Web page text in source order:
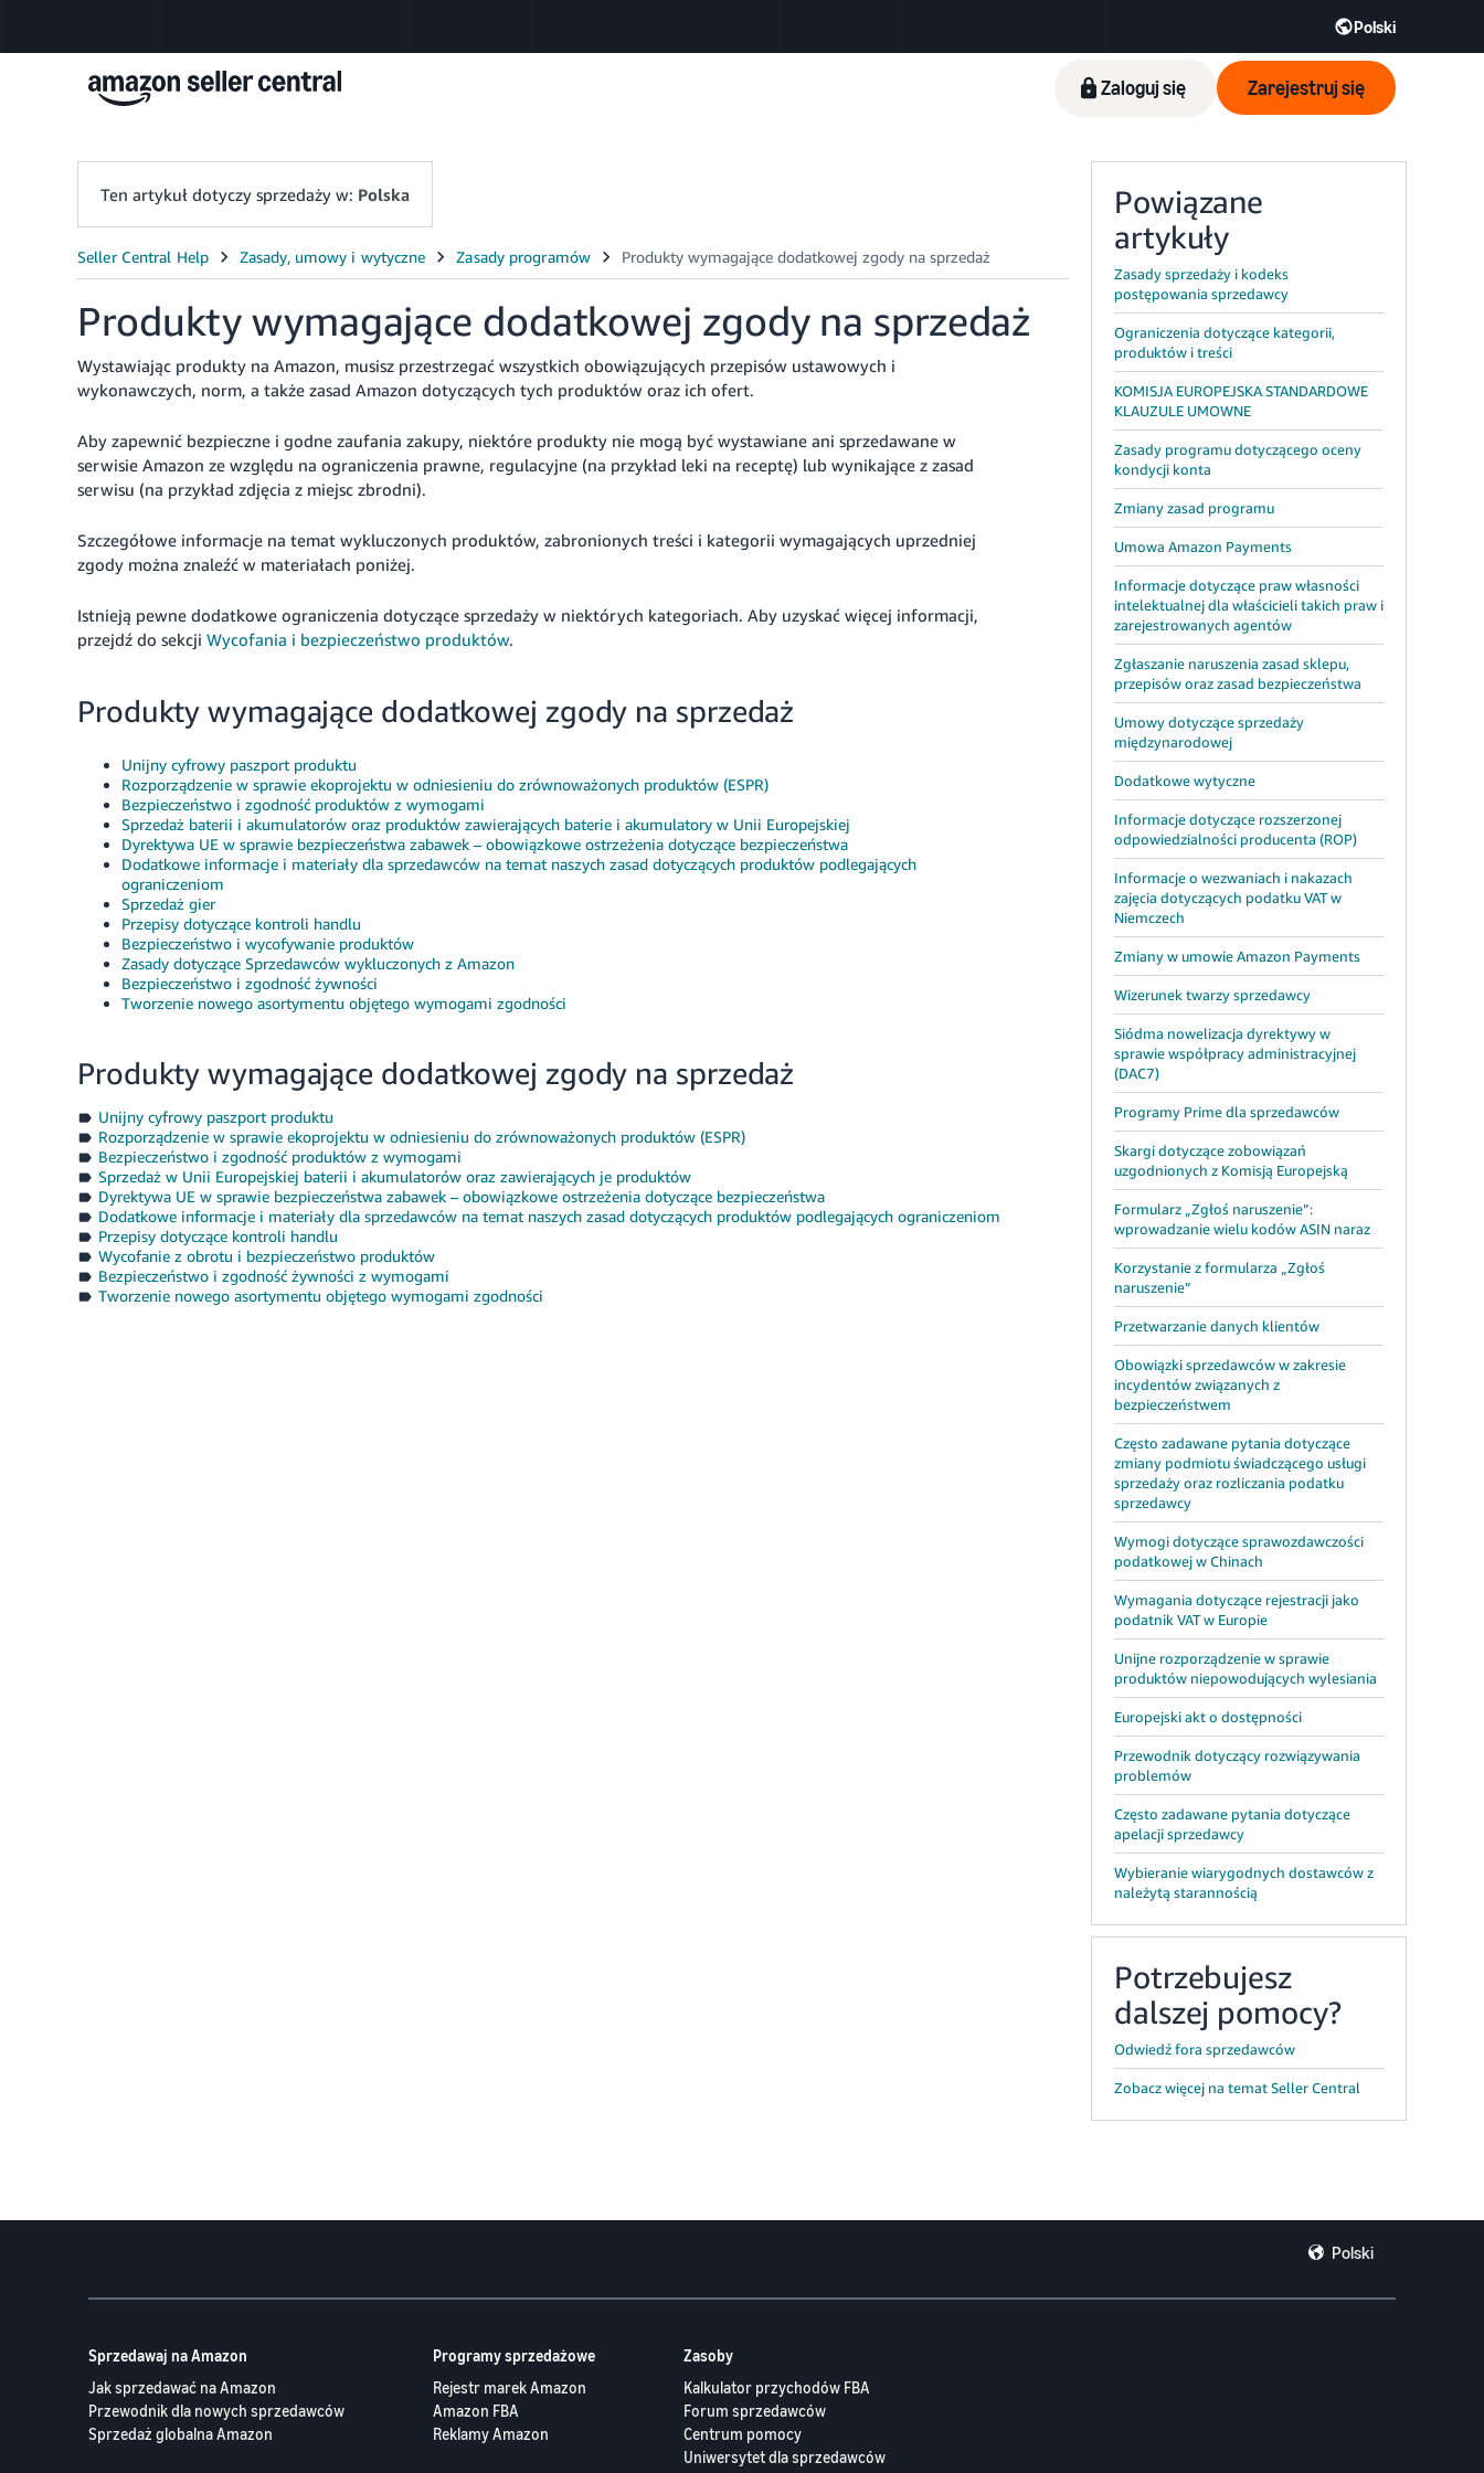
Polski
Select your preferred language
Zaloguj się Zarejestruj się
Ten artykuł dotyczy sprzedaży w: Polska
Produkty wymagające dodatkowej zgody na sprzedaż
Wystawiając produkty na Amazon, musisz przestrzegać wszystkich obowiązujących przepisów ustawowych i
wykonawczych, norm, a także zasad Amazon dotyczących tych produktów oraz ich ofert.
Aby zapewnić bezpieczne i godne zaufania zakupy, niektóre produkty nie mogą być wystawiane ani sprzedawane w
serwisie Amazon ze względu na ograniczenia prawne, regulacyjne (na przykład leki na receptę) lub wynikające z zasad
serwisu (na przykład zdjęcia z miejsc zbrodni).
Szczegółowe informacje na temat wykluczonych produktów, zabronionych treści i kategorii wymagających uprzedniej
zgody można znaleźć w materiałach poniżej.
Istnieją pewne dodatkowe ograniczenia dotyczące sprzedaży w niektórych kategoriach. Aby uzyskać więcej informacji,
przejdź do sekcji Wycofania i bezpieczeństwo produktów.
Produkty wymagające dodatkowej zgody na sprzedaż
Unijny cyfrowy paszport produktu
Rozporządzenie w sprawie ekoprojektu w odniesieniu do zrównoważonych produktów (ESPR)
Bezpieczeństwo i zgodność produktów z wymogami
Sprzedaż baterii i akumulatorów oraz produktów zawierających baterie i akumulatory w Unii Europejskiej
Dyrektywa UE w sprawie bezpieczeństwa zabawek – obowiązkowe ostrzeżenia dotyczące bezpieczeństwa
Dodatkowe informacje i materiały dla sprzedawców na temat naszych zasad dotyczących produktów podlegających
ograniczeniom
Sprzedaż gier
Przepisy dotyczące kontroli handlu
Bezpieczeństwo i wycofywanie produktów
Zasady dotyczące Sprzedawców wykluczonych z Amazon
Bezpieczeństwo i zgodność żywności
Tworzenie nowego asortymentu objętego wymogami zgodności
Produkty wymagające dodatkowej zgody na sprzedaż
Unijny cyfrowy paszport produktu
Rozporządzenie w sprawie ekoprojektu w odniesieniu do zrównoważonych produktów (ESPR)
Bezpieczeństwo i zgodność produktów z wymogami
Sprzedaż w Unii Europejskiej baterii i akumulatorów oraz zawierających je produktów
Dyrektywa UE w sprawie bezpieczeństwa zabawek – obowiązkowe ostrzeżenia dotyczące bezpieczeństwa
Dodatkowe informacje i materiały dla sprzedawców na temat naszych zasad dotyczących produktów podlegających ograniczeniom
Przepisy dotyczące kontroli handlu
Wycofanie z obrotu i bezpieczeństwo produktów
Bezpieczeństwo i zgodność żywności z wymogami
Tworzenie nowego asortymentu objętego wymogami zgodności
Powiązane
artykuły
Zasady sprzedaży i kodeks
postępowania sprzedawcy
Ograniczenia dotyczące kategorii,
produktów i treści
KOMISJA EUROPEJSKA STANDARDOWE
KLAUZULE UMOWNE
Zasady programu dotyczącego oceny
kondycji konta
Zmiany zasad programu
Umowa Amazon Payments
Informacje dotyczące praw własności
intelektualnej dla właścicieli takich praw i
zarejestrowanych agentów
Zgłaszanie naruszenia zasad sklepu,
przepisów oraz zasad bezpieczeństwa
Umowy dotyczące sprzedaży
międzynarodowej
Dodatkowe wytyczne
Informacje dotyczące rozszerzonej
odpowiedzialności producenta (ROP)
Informacje o wezwaniach i nakazach
zajęcia dotyczących podatku VAT w
Niemczech
Zmiany w umowie Amazon Payments
Wizerunek twarzy sprzedawcy
Siódma nowelizacja dyrektywy w
sprawie współpracy administracyjnej
(DAC7)
Programy Prime dla sprzedawców
Skargi dotyczące zobowiązań
uzgodnionych z Komisją Europejską
Formularz „Zgłoś naruszenie”:
wprowadzanie wielu kodów ASIN naraz
Korzystanie z formularza „Zgłoś
naruszenie”
Przetwarzanie danych klientów
Obowiązki sprzedawców w zakresie
incydentów związanych z
bezpieczeństwem
Często zadawane pytania dotyczące
zmiany podmiotu świadczącego usługi
sprzedaży oraz rozliczania podatku
sprzedawcy
Wymogi dotyczące sprawozdawczości
podatkowej w Chinach
Wymagania dotyczące rejestracji jako
podatnik VAT w Europie
Unijne rozporządzenie w sprawie
produktów niepowodujących wylesiania
Europejski akt o dostępności
Przewodnik dotyczący rozwiązywania
problemów
Często zadawane pytania dotyczące
apelacji sprzedawcy
Wybieranie wiarygodnych dostawców z
należytą starannością
Potrzebujesz
dalszej pomocy?
Odwiedź fora sprzedawców
Zobacz więcej na temat Seller Central
Polski
Sprzedawaj na Amazon
Jak sprzedawać na Amazon
Przewodnik dla nowych sprzedawców
Sprzedaż globalna Amazon
Programy sprzedażowe
Rejestr marek Amazon
Amazon FBA
Reklamy Amazon
Zasoby
Kalkulator przychodów FBA
Forum sprzedawców
Centrum pomocy
Uniwersytet dla sprzedawców